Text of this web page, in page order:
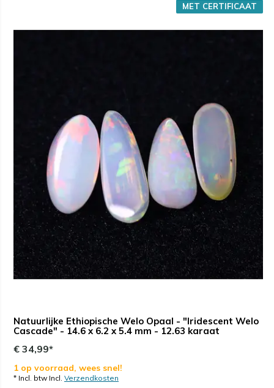
Natuurlijke Ethiopische Welo Opaal - "Iridescent Welo
Cascade" - 14.6 x 6.2 x 5.4 mm - 12.63 karaat
MET CERTIFICAAT
€ 34,99*
1 op voorraad, wees snel!
* Incl. btw Incl. Verzendkosten